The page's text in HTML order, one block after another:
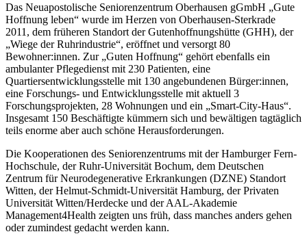
Das Neuapostolische Seniorenzentrum Oberhausen gGmbH „Gute
Hoffnung leben“ wurde im Herzen von Oberhausen-Sterkrade
2011, dem früheren Standort der Gutenhoffnungshütte (GHH), der
„Wiege der Ruhrindustrie“, eröffnet und versorgt 80
Bewohner:innen. Zur „Guten Hoffnung“ gehört ebenfalls ein
ambulanter Pflegedienst mit 230 Patienten, eine
Quartiersentwicklungsstelle mit 130 angebundenen Bürger:innen,
eine Forschungs- und Entwicklungsstelle mit aktuell 3
Forschungsprojekten, 28 Wohnungen und ein „Smart-City-Haus“.
Insgesamt 150 Beschäftigte kümmern sich und bewältigen tagtäglich
teils enorme aber auch schöne Herausforderungen.
Die Kooperationen des Seniorenzentrums mit der Hamburger Fern-
Hochschule, der Ruhr-Universität Bochum, dem Deutschen
Zentrum für Neurodegenerative Erkrankungen (DZNE) Standort
Witten, der Helmut-Schmidt-Universität Hamburg, der Privaten
Universität Witten/Herdecke und der AAL-Akademie
Management4Health zeigten uns früh, dass manches anders gehen
oder zumindest gedacht werden kann.